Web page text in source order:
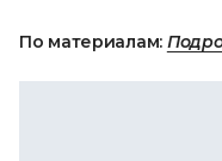
По материалам: